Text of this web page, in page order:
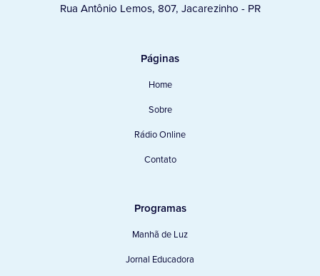
Rua Antônio Lemos, 807, Jacarezinho - PR
Páginas
Home
Sobre
Rádio Online
Contato
Programas
Manhã de Luz
Jornal Educadora